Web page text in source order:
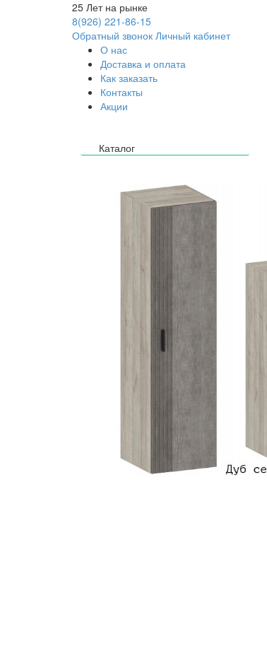
25 Лет на рынке
8(926) 221-86-15
Обратный звонок Личный кабинет
О нас
Доставка и оплата
Как заказать
Контакты
Акции
Каталог